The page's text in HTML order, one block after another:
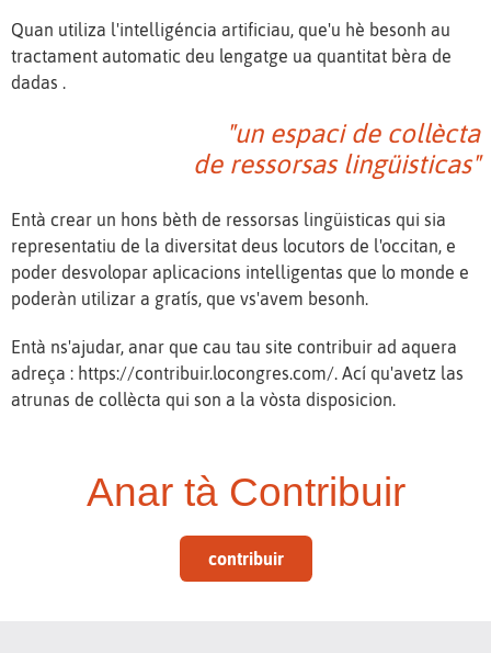
Quan utiliza l'intelligéncia artificiau, que'u hè besonh au
tractament automatic deu lengatge ua quantitat bèra de
dadas .
"un espaci de collècta
de ressorsas lingüisticas"
Entà crear un hons bèth de ressorsas lingüisticas qui sia
representatiu de la diversitat deus locutors de l'occitan, e
poder desvolopar aplicacions intelligentas que lo monde e
poderàn utilizar a gratís, que vs'avem besonh.
Entà ns'ajudar, anar que cau tau site contribuir ad aquera
adreça : https://contribuir.locongres.com/. Ací qu'avetz las
atrunas de collècta qui son a la vòsta disposicion.
Anar tà Contribuir
contribuir